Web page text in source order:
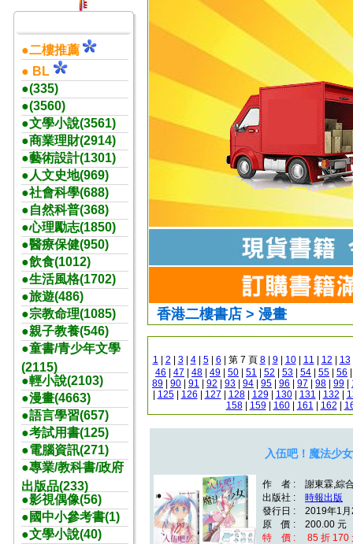
●二樓推薦
● BL
●(335)
●(3560)
●文學小說(3561)
●商業理財(2914)
●藝術設計(1301)
●人文史地(969)
●社會科學(688)
●自然科普(368)
●心理勵志(1850)
●醫療保健(950)
●飲食(1012)
●生活風格(1702)
●旅遊(486)
●宗教命理(1085)
●親子教養(546)
●童書/青少年文學
(2115)
●輕小說(2103)
●漫畫(4663)
●語言學習(657)
●考試用書(125)
●電腦資訊(271)
●專業/教科書/政府
出版品(233)
●影視偶像(56)
●國中小參考書(1)
●文學小說(40)
香港二樓書店 > 漫畫
1 2 3| 4| 5| 6 | 第 7 頁 8| 9| 10| 11 12 13
46
47 48 49 50 51 52 53 54 55 56
89
90 91 92 93 94 95 96 97 98 99
125| 126 127 128| 129| 130| 131 132
158| 159| 160| 161 162
入伍吧！魔法少
作 者 : 謝東霖,綜
出版社 : 時報出版
發行日 : 2019年1月
原 價 : 200.00 元
特 價 : 85 折 170